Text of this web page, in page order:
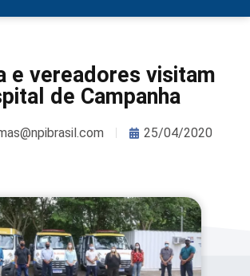
e vereadores visitam
de Campanha
25/04/2020